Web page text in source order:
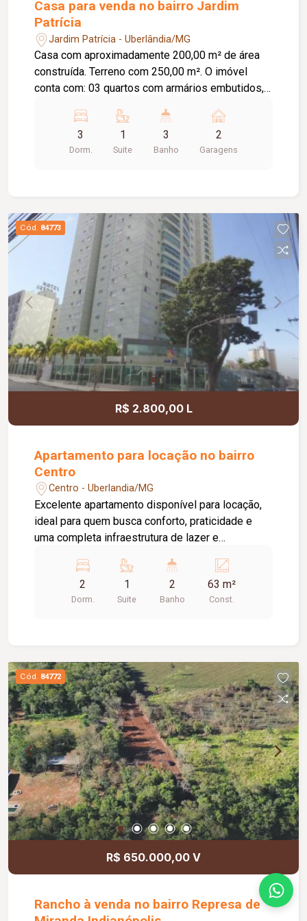
Casa para venda no bairro Jardim
Patrícia
Jardim Patrícia - Uberlândia/MG
Casa com aproximadamente 200,00 m² de área
construída. Terreno com 250,00 m². O imóvel
conta com: 03 quartos com armários embutidos,
Lavabo; Banheiro social; Cozinha com armários
embutidos; Área de serviço; Espaço gourmet com
churrasqueira, balcão e painel para TV; 02 vagas
distribuídos, proporcionando conforto,
funcionalidade e excelente padrão de
acabamento.
3
Dorm.
1
Suite
3
Banho
2
Garagens
Cód. 84773
R$ 2.800,00 L
Apartamento para locação no bairro
Centro
Centro - Uberlandia/MG
Excelente apartamento disponível para locação,
ideal para quem busca conforto, praticidade e
uma completa infraestrutura de lazer e
armários, sendo 01 suíte. O banheiro da suíte
possui box em vidro e armário sob a pia. A sala é
ampla, conta com sacada e excelente iluminação
sob a pia. O apartamento possui elevador e 01
vaga de estacionamento. O condomínio oferece
portaria 24 horas, salão de festas, academia,
playground e quadra esportiva, proporcionando
mais comodidade, segurança e qualidade de vida
para toda a família.
2
Dorm.
1
Suite
2
Banho
63 m²
Const.
Cód. 84772
R$ 650.000,00 V
Rancho à venda no bairro Represa de